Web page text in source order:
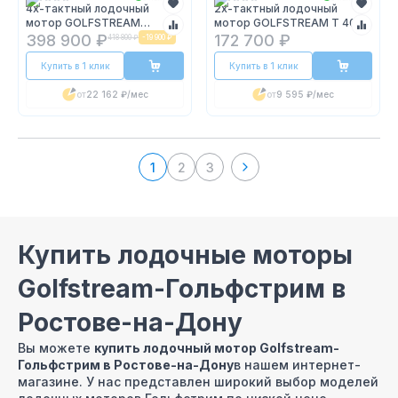
4х-тактный лодочный
мотор GOLFSTREAM
F60FEL-T EFI
398 900 ₽418 800 ₽ -19 900 ₽
Купить в 1 клик
от22 162 ₽/мес
2х-тактный лодочный
мотор GOLFSTREAM T 40
BWS
172 700 ₽
Купить в 1 клик
от9 595 ₽/мес
1 2 3
Купить лодочные моторы
Golfstream-Гольфстрим в
Ростове-на-Дону
Вы можете купить лодочный мотор Golfstream-
Гольфстрим в Ростове-на-Донув нашем интернет-
магазине. У нас представлен широкий выбор моделей